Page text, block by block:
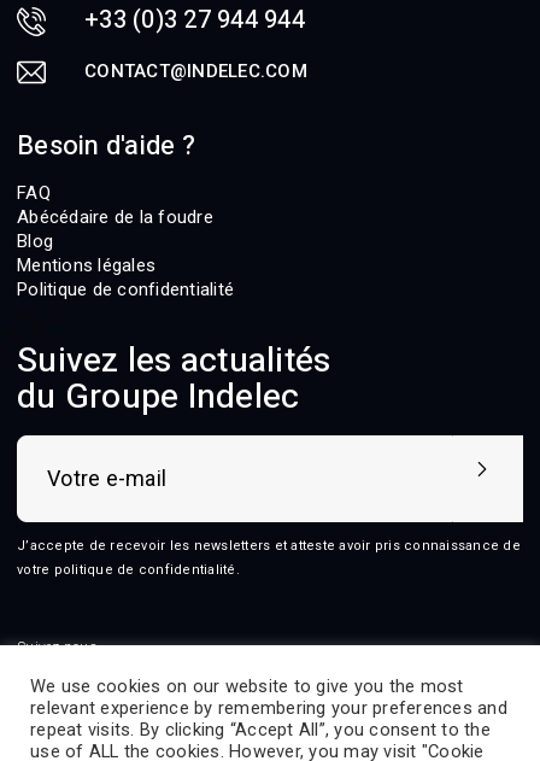
+33 (0)3 27 944 944
CONTACT@INDELEC.COM
Besoin d'aide ?
FAQ
Abécédaire de la foudre
Blog
Mentions légales
Politique de confidentialité
Suivez les actualités
du Groupe Indelec
J’accepte de recevoir les newsletters et atteste avoir pris connaissance de
votre politique de confidentialité .
Suivez-nous
We use cookies on our website to give you the most
relevant experience by remembering your preferences and
repeat visits. By clicking “Accept All”, you consent to the
use of ALL the cookies. However, you may visit "Cookie